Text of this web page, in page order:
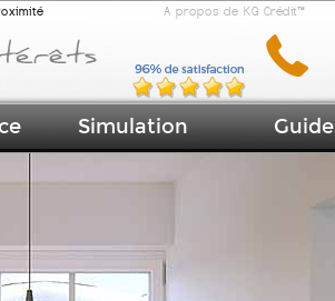
A propos de KG Crédit™
Simulation Guide